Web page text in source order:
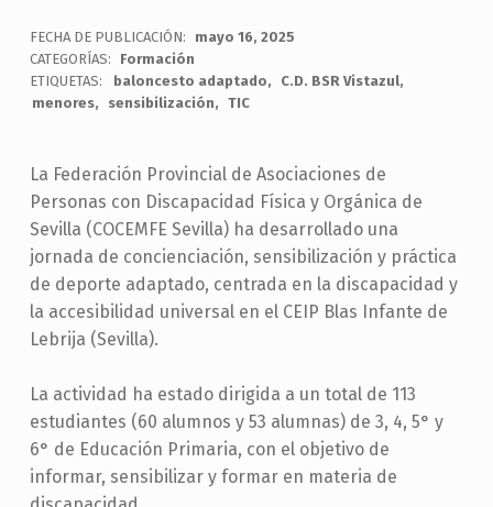
FECHA DE PUBLICACIÓN:
mayo 16, 2025
CATEGORÍAS:
Formación
ETIQUETAS:
baloncesto adaptado
C.D. BSR Vistazul
menores
sensibilización TIC
La Federación Provincial de Asociaciones de
Personas con Discapacidad Física y Orgánica de
Sevilla (COCEMFE Sevilla) ha desarrollado una
jornada de concienciación, sensibilización y práctica
de deporte adaptado, centrada en la discapacidad y
la accesibilidad universal en el CEIP Blas Infante de
Lebrija (Sevilla).
La actividad ha estado dirigida a un total de 113
estudiantes (60 alumnos y 53 alumnas) de 3, 4, 5° y
6° de Educación Primaria, con el objetivo de
informar, sensibilizar y formar en materia de